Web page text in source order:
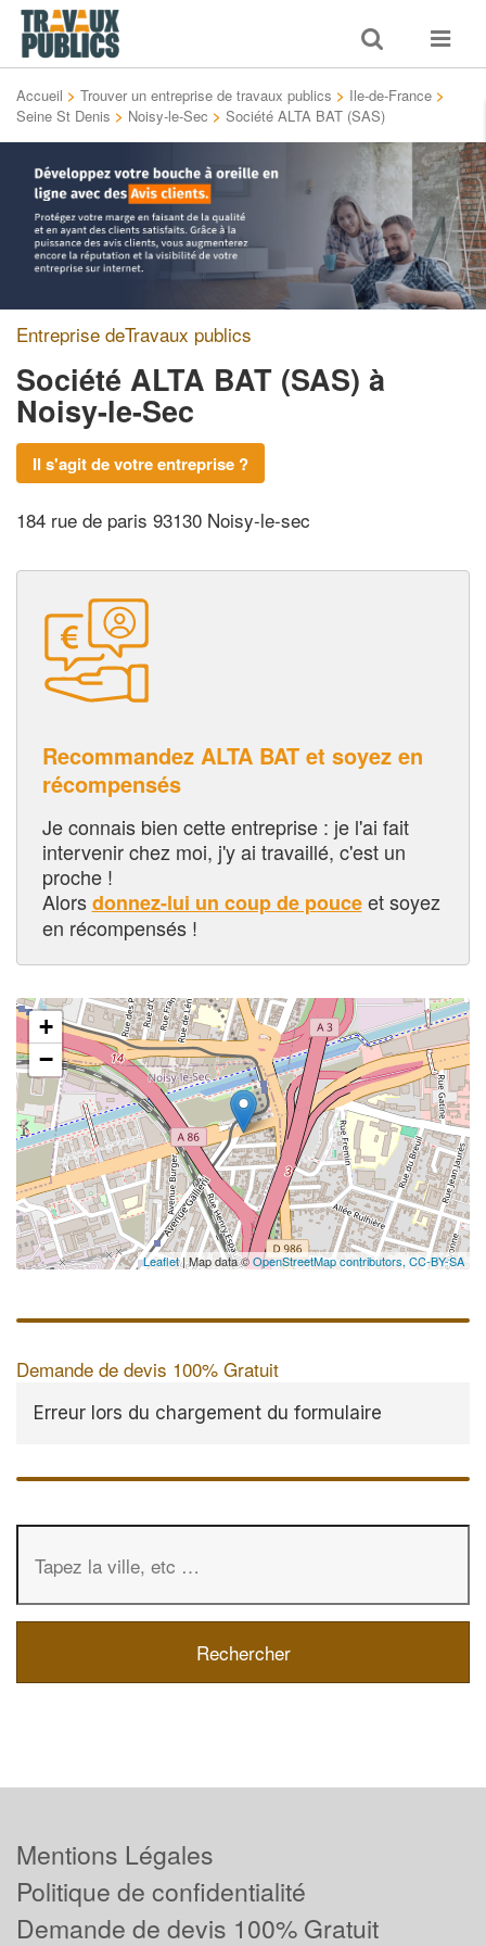
Toggle
search
Toggle
Accueil > Trouver un entreprise de travaux publics > Ile-de-France >
Seine St Denis > Noisy-le-Sec > Société ALTA BAT (SAS)
Entreprise deTravaux publics
Société ALTA BAT (SAS) à
Noisy-le-Sec
Il s'agit de votre entreprise ?
184 rue de paris 93130 Noisy-le-sec
Recommandez ALTA BAT et soyez en
récompensés
Je connais bien cette entreprise : je l'ai fait
intervenir chez moi, j'y ai travaillé, c'est un
proche !
Alorsdonnez-lui un coup de pouceet soyez
en récompensés !
+
−
Leaflet| Map data ©OpenStreetMap contributors, CC-BY-SA
Demande de devis 100% Gratuit
Erreur lors du chargement du formulaire
Mentions Légales
Politique de confidentialité
Demande de devis 100% Gratuit